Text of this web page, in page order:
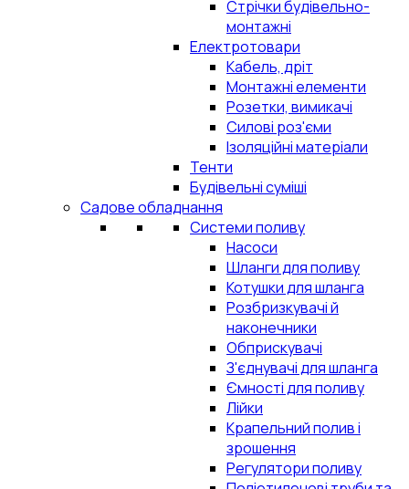
Стрічки будівельно-
монтажні
Електротовари
Кабель, дріт
Монтажні елементи
Розетки, вимикачі
Силові роз'єми
Ізоляційні матеріали
Тенти
Будівельні суміші
Садове обладнання
Системи поливу
Насоси
Шланги для поливу
Котушки для шланга
Розбризкувачі й
наконечники
Обприскувачі
З'єднувачі для шланга
Ємності для поливу
Лійки
Крапельний полив і
зрошення
Регулятори поливу